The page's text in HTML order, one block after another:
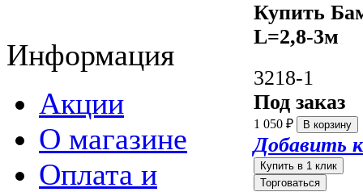
Информация
Акции
О магазине
Оплата и
Купить
L=2,8-3м
3218-1
Под заказ
1 050 ₽
Добавить
Торговаться